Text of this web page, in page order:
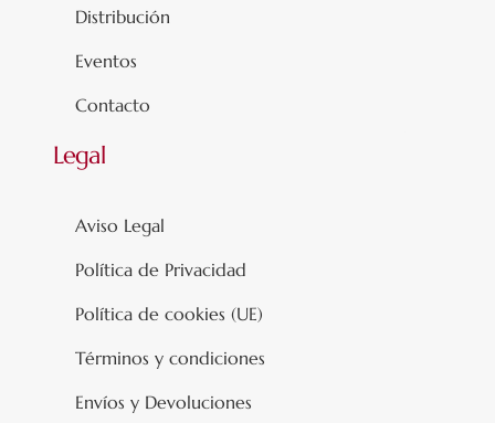
Distribución
Eventos
Contacto
Legal
Aviso Legal
Política de Privacidad
Política de cookies (UE)
Términos y condiciones
Envíos y Devoluciones